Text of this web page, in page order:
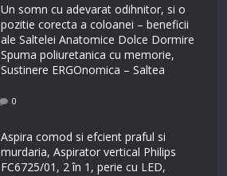
Un somn cu adevarat odihnitor, si o
pozitie corecta a coloanei – beneficii
ale Saltelei Anatomice Dolce Dormire
Spuma poliuretanica cu memorie,
Sustinere ERGOnomica – Saltea
0
Aspira comod si efcient praful si
murdaria, Aspirator vertical Philips
FC6725/01, 2 în 1, perie cu LED,